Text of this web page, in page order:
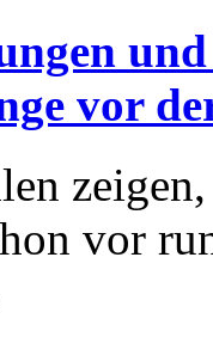
vor
vor